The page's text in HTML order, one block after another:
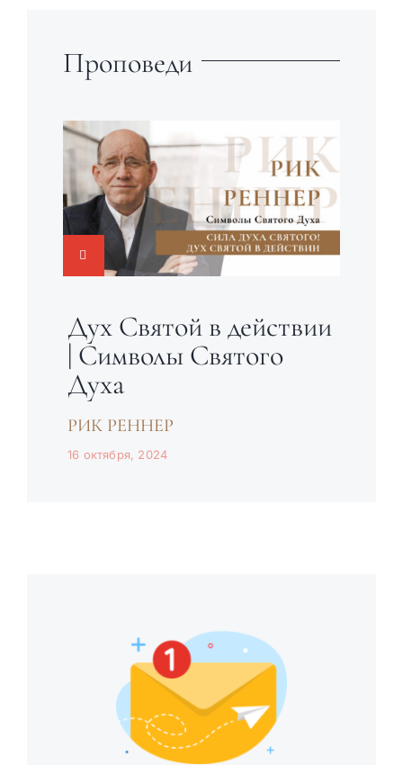
Проповеди
Дух Святой в действии
| Символы Святого
Духа
РИК РЕННЕР
16 октября, 2024